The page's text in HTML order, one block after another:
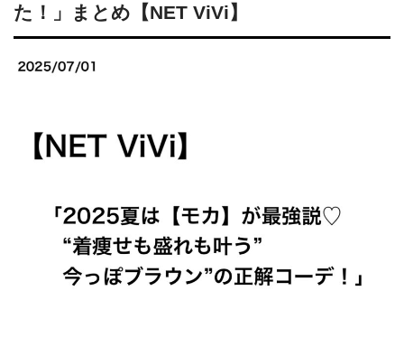
た！」まとめ【NET ViVi】